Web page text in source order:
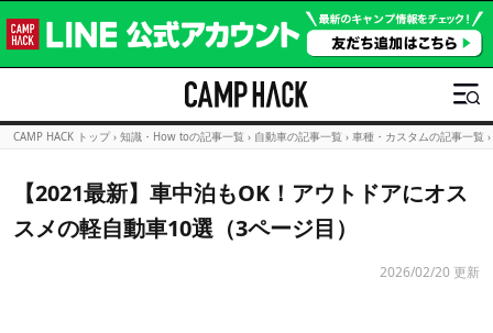
CAMP HACK トップ › 知識・How toの記事一覧 › 自動車の記事一覧 › 車種・カスタムの記事一覧 ›
【2021最新】車中泊もOK！アウトドアにオス
スメの軽自動車10選（3ページ目）
2026/02/20 更新